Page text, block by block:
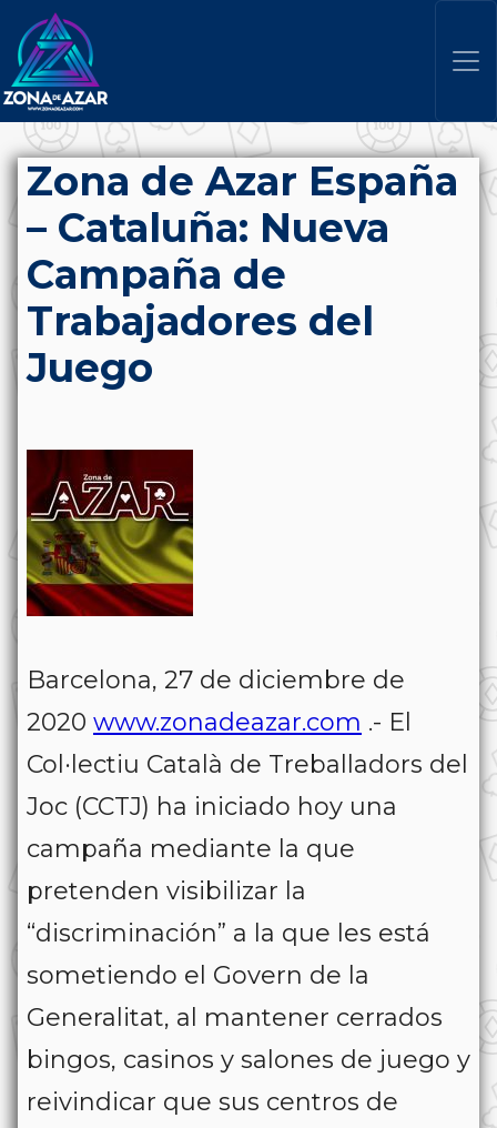
Zona de Azar España
– Cataluña: Nueva
Campaña de
Trabajadores del
Juego
Barcelona, 27 de diciembre de
2020 www.zonadeazar.com .- El
Col·lectiu Català de Treballadors del
Joc (CCTJ) ha iniciado hoy una
campaña mediante la que
pretenden visibilizar la
“discriminación” a la que les está
sometiendo el Govern de la
Generalitat, al mantener cerrados
bingos, casinos y salones de juego y
reivindicar que sus centros de